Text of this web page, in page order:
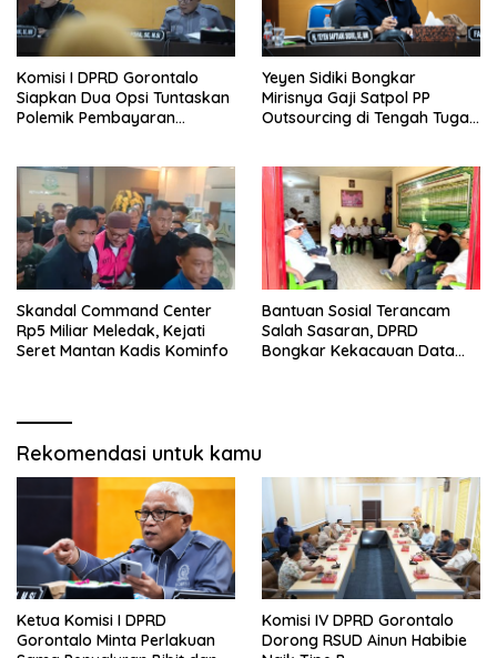
Komisi I DPRD Gorontalo
Siapkan Dua Opsi Tuntaskan
Polemik Pembayaran
Yeyen Sidiki Bongkar
Mirisnya Gaji Satpol PP
Outsourcing di Tengah Tugas
Skandal Command Center
Rp5 Miliar Meledak, Kejati
Seret Mantan Kadis Kominfo
Bantuan Sosial Terancam
Salah Sasaran, DPRD
Bongkar Kekacauan Data
Rekomendasi untuk kamu
Ketua Komisi I DPRD
Gorontalo Minta Perlakuan
Komisi IV DPRD Gorontalo
Dorong RSUD Ainun Habibie